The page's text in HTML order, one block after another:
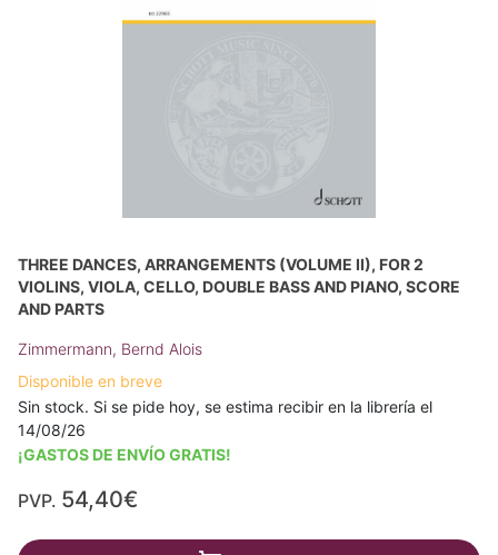
THREE DANCES, ARRANGEMENTS (VOLUME II), FOR 2
VIOLINS, VIOLA, CELLO, DOUBLE BASS AND PIANO, SCORE
AND PARTS
Zimmermann, Bernd Alois
Disponible en breve
Sin stock. Si se pide hoy, se estima recibir en la librería el
14/08/26
¡GASTOS DE ENVÍO GRATIS!
PVP. 54,40€